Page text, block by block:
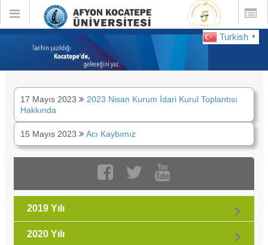
Toggle
global
Toggle
Turkish ▼
Mayıs 2023
17 Mayıs 2023
2023 Nisan Kurum İdari Kurul Toplantısı
Hakkında
15 Mayıs 2023 Acı Kaybımız
2019 Yılı
2020 Yılı